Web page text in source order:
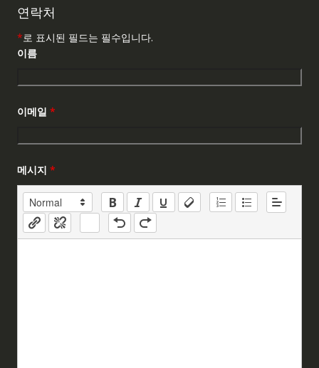
연락처
*로 표시된 필드는 필수입니다.
이름
이메일 *
메시지 *